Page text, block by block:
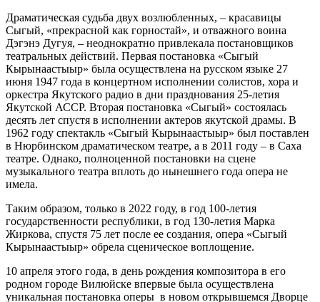
Драматическая судьба двух возлюбленных, – красавицы
Сыгый, «прекрасной как горностай», и отважного воина
Дэгэнэ Дугуя, – неоднократно привлекала постановщиков
театральных действий. Первая постановка «Сыгый
Кырынаастыыр» была осуществлена на русском языке 27
июня 1947 года в концертном исполнении солистов, хора и
оркестра Якутского радио в дни празднования 25-летия
Якутской АССР. Вторая постановка «Сыгый» состоялась
десять лет спустя в исполнении актеров якутской драмы. В
1962 году спектакль «Сыгый Кырынаастыыр» был поставлен
в Нюрбинском драматическом театре, а в 2011 году – в Саха
театре. Однако, полноценной постановки на сцене
музыкального театра вплоть до нынешнего года опера не
имела.
Таким образом, только в 2022 году, в год 100-летия
государственности республики, в год 130-летия Марка
Жиркова, спустя 75 лет после ее создания, опера «Сыгый
Кырынаастыыр» обрела сценическое воплощение.
10 апреля этого года, в день рождения композитора в его
родном городе Вилюйске впервые была осуществлена
уникальная постановка оперы в новом открывшемся Дворце